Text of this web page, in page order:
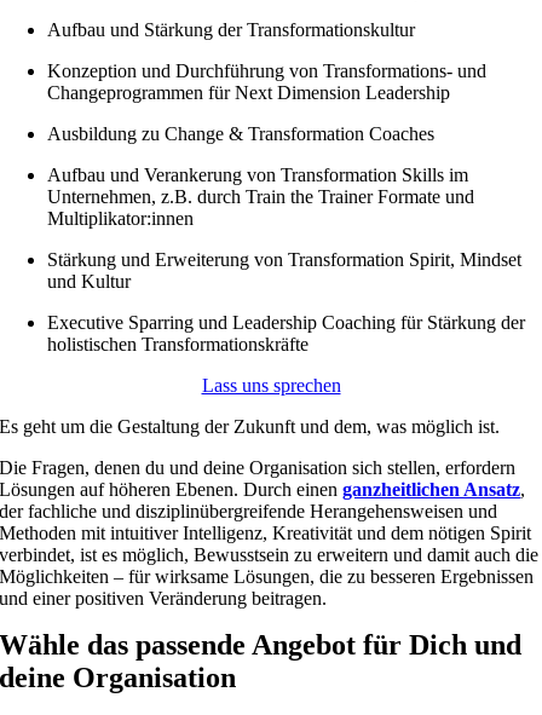
Aufbau und Stärkung der Transformationskultur
Konzeption und Durchführung von Transformations- und
Changeprogrammen für Next Dimension Leadership
Ausbildung zu Change & Transformation Coaches
Aufbau und Verankerung von Transformation Skills im
Unternehmen, z.B. durch Train the Trainer Formate und
Multiplikator:innen
Stärkung und Erweiterung von Transformation Spirit, Mindset
und Kultur
Executive Sparring und Leadership Coaching für Stärkung der
holistischen Transformationskräfte
Lass uns sprechen
Es geht um die Gestaltung der Zukunft und dem, was möglich ist.
Die Fragen, denen du und deine Organisation sich stellen, erfordern
Lösungen auf höheren Ebenen. Durch einenganzheitlichen Ansatz,
der fachliche und disziplinübergreifende Herangehensweisen und
Methoden mit intuitiver Intelligenz, Kreativität und dem nötigen Spirit
verbindet, ist es möglich, Bewusstsein zu erweitern und damit auch die
Möglichkeiten – für wirksame Lösungen, die zu besseren Ergebnissen
und einer positiven Veränderung beitragen.
Wähle das passende Angebot für Dich und
deine Organisation